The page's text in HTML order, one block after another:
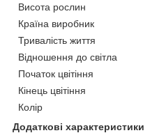
Висота рослин
Країна виробник
Тривалість життя
Відношення до світла
Початок цвітіння
Кінець цвітіння
Колір
Додаткові характеристики